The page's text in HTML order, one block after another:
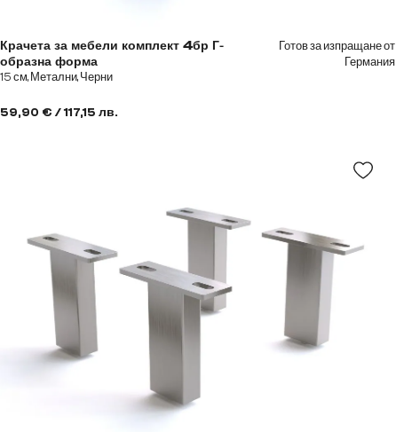
Крачета за мебели комплект 4бр Г-
образна форма
15 см, Метални, Черни
59,90 € / 117,15 лв.
Готов за изпращане от
Германия